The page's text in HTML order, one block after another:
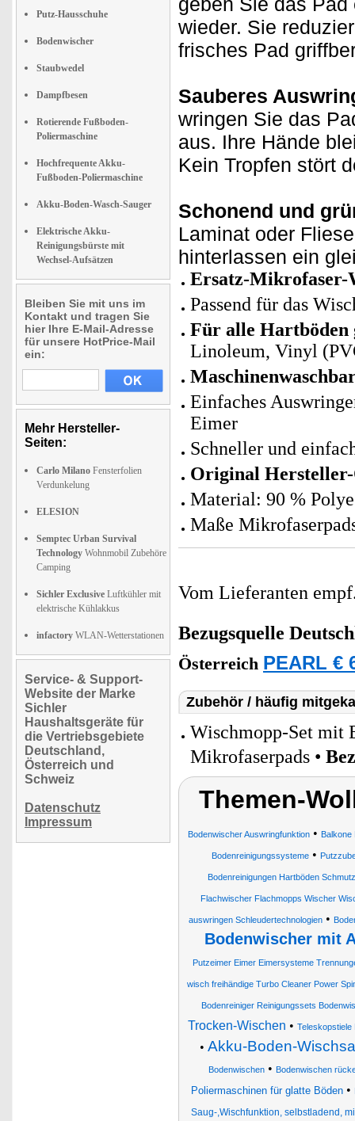
Putz-Hausschuhe
Bodenwischer
Staubwedel
Dampfbesen
Rotierende Fußboden-
Poliermaschine
Hochfrequente Akku-
Fußboden-Poliermaschine
Akku-Boden-Wasch-Sauger
Elektrische Akku-
Reinigungsbürste mit
Wechsel-Aufsätzen
Bleiben Sie mit uns im
Kontakt und tragen Sie
hier Ihre E-Mail-Adresse
für unsere HotPrice-Mail
ein:
Mehr Hersteller-
Seiten:
Carlo Milano Fensterfolien
Verdunkelung
ELESION
Semptec Urban Survival
Technology Wohnmobil Zubehöre
Camping
Sichler Exclusive Luftkühler mit
elektrische Kühlakkus
infactory WLAN-Wetterstationen
Service- & Support-
Website der Marke
Sichler
Haushaltsgeräte für
die Vertriebsgebiete
Deutschland,
Österreich und
Schweiz
Datenschutz
Impressum
wieder. Sie
frisches Pad
Sauberes
wringen Sie das
aus. Ihre Hände
Kein Tropfen stört
Schonend und
Laminat oder
hinterlassen ein
Ersatz-Mikrofaser-
Passend für das
Für alle Hartböden
Linoleum, Vinyl
Einfaches
Eimer
Schneller und
Original
Material: 90 %
Maße
Vom Lieferanten
Bezugsquelle
Österreich PEARL €
Zubehör / häufig
Wischmopp-Set mit
Mikrofaserpads •
Themen-
Bodenwischer Auswringfunktion• Balkone
Bodenreinigungssysteme•
Bodenreinigungen Hartböden
Flachwischer Flachmopps Wischer
auswringen Schleudertechnologien•
Bodenwischer mit
Putzeimer Eimer Eimersysteme
wisch freihändige Turbo Cleaner Power
Bodenreiniger Reinigungssets
Trocken-Wischen •
• Akku-Boden-
Bodenwischen• Bodenwischen
Poliermaschinen für glatte Böden •
Saug-,Wischfunktion, selbstladend,